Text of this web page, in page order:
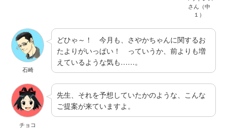
さん（中
１）
石崎
どひゃ～！ 今月も、さやかちゃんに関するお
たよりがいっぱい！ っていうか、前よりも増
えているような気も……。
チョコ
先生、それを予想していたかのような、こんな
ご提案が来ていますよ。